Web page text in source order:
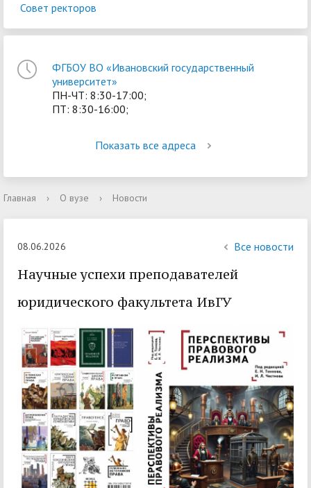
Совет ректоров
ФГБОУ ВО «Ивановский государственный
университет»
ПН-ЧТ: 8:30-17:00;
ПТ: 8:30-16:00;
Показать все адреса
Главная › О вузе › Новости
08.06.2026 Все новости
Научные успехи преподавателей
юридического факультета ИвГУ